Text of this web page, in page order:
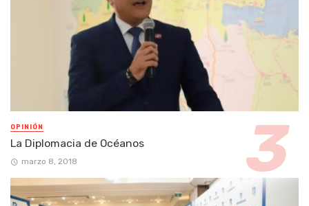
OPINIÓN
La Diplomacia de Océanos
marzo 8, 2018